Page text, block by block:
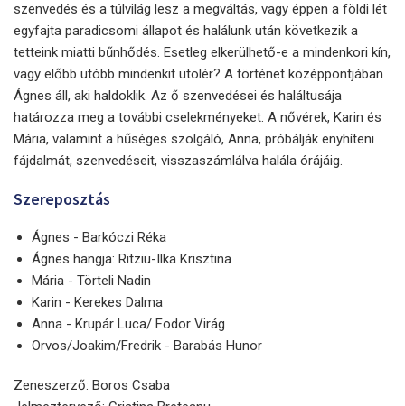
szenvedés és a túlvilág lesz a megváltás, vagy éppen a földi lét
egyfajta paradicsomi állapot és halálunk után következik a
tetteink miatti bűnhődés. Esetleg elkerülhető-e a mindenkori kín,
vagy előbb utóbb mindenkit utolér? A történet középpontjában
Ágnes áll, aki haldoklik. Az ő szenvedései és haláltusája
határozza meg a további cselekményeket. A nővérek, Karin és
Mária, valamint a hűséges szolgáló, Anna, próbálják enyhíteni
fájdalmát, szenvedéseit, visszaszámlálva halála órájáig.
Szereposztás
Ágnes - Barkóczi Réka
Ágnes hangja: Ritziu-Ilka Krisztina
Mária - Törteli Nadin
Karin - Kerekes Dalma
Anna - Krupár Luca/ Fodor Virág
Orvos/Joakim/Fredrik - Barabás Hunor
Zeneszerző: Boros Csaba